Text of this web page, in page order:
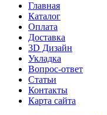
Главная
Каталог
Оплата
Доставка
3D Дизайн
Укладка
Вопрос-ответ
Статьи
Контакты
Карта сайта